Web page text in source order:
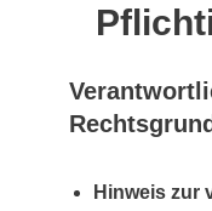
Hinweis zur